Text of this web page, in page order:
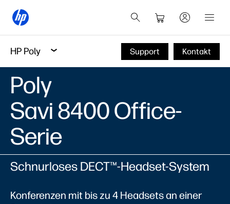
HP Poly Support Kontakt
Poly
Savi 8400 Office-
Serie
Schnurloses DECT™-Headset-System
Konferenzen mit bis zu 4 Headsets an einer